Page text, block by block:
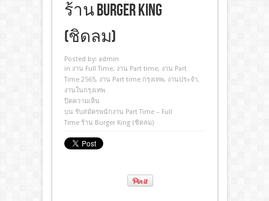
ร้าน Burger King
(ชิดลม)
Posted by: admin
in งาน Full Time, งาน Part time, งาน Part
Time 2565, งาน Part time กรุงเทพ, งานประจํา,
งานในกรุงเทพ
ปิดความเห็น
บน รับสมัครพนักงาน Part Time – Full
Time ร้าน Burger King (ชิดลม)